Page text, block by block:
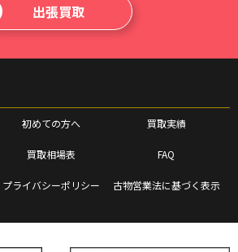
出張買取
初めての方へ 買取実績
買取相場表 FAQ
プライバシーポリシー 古物営業法に基づく表示